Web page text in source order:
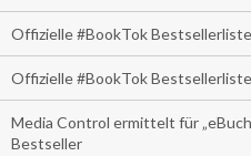
Offizielle #BookTok
Offizielle #BookTok
Media Control ermittelt für
Bestseller